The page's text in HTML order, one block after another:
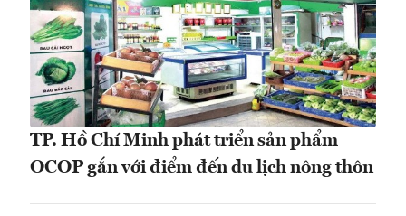
TP. Hồ Chí Minh phát triển sản phẩm
OCOP gắn với điểm đến du lịch nông thôn